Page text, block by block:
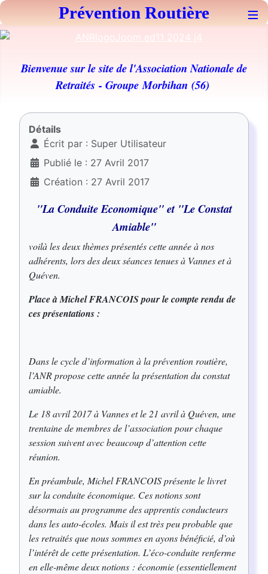
Bienvenue sur le site de l'Association Nationale de
Retraités - Groupe Morbihan (56)
Détails
Écrit par : Super Utilisateur
Publié le : 27 Avril 2017
Création : 27 Avril 2017
"La Conduite Economique" et "Le Constat
Amiable"
voilà les deux thèmes présentés cette année à nos
adhérents, lors des deux séances tenues à Vannes et à
Quéven.
Place à Michel FRANCOIS pour le compte rendu de
ces présentations :
Dans le cycle d’information à la prévention routière,
l’ANR propose cette année la présentation du constat
amiable.
Le 18 avril 2017 à Vannes et le 21 avril à Quéven, une
trentaine de membres de l’association pour chaque
session suivent avec beaucoup d’attention cette
réunion.
En préambule, Michel FRANCOIS présente le livret
sur la conduite économique. Ces notions sont
désormais au programme des apprentis conducteurs
dans les auto-écoles. Mais il est très peu probable que
les retraités que nous sommes en ayons bénéficié, d’où
l’intérêt de cette présentation. L’éco-conduite renferme
en elle-même deux notions : économie (essentiellement
Prévention Routière ≡